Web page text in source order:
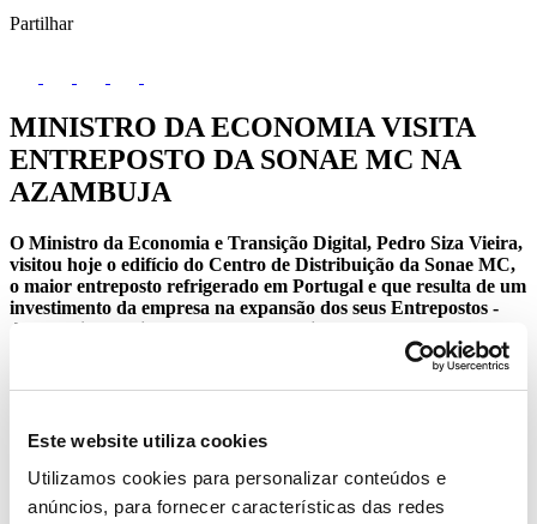
Este website utiliza cookies
Utilizamos cookies para personalizar conteúdos e
anúncios, para fornecer características das redes
Partilhar
MINISTRO DA ECONOMIA VISITA
ENTREPOSTO DA SONAE MC NA
AZAMBUJA
O Ministro da Economia e Transição Digital, Pedro Siza Vieira,
visitou hoje o edifício do Centro de Distribuição da Sonae MC,
o maior entreposto refrigerado em Portugal e que resulta de um
investimento da empresa na expansão dos seus Entrepostos -
Azambuja e Maia - em cerca de 50 milhões de euros, entre
Com 235 mil m3 de volumetria, o maior Entreposto refrigerado em
capacidade e a rapidez de abastecimento às lojas Continente da
Diariamente saem mais de 9000 paletes de produtos para abastecer
as lojas Continente.